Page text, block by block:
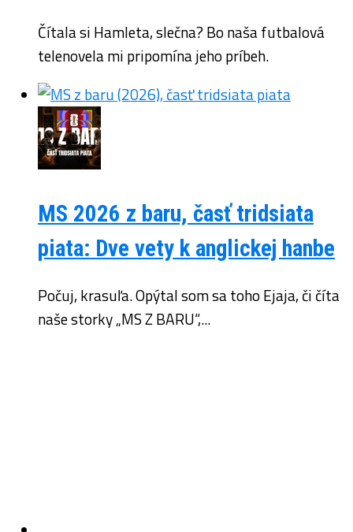
Čítala si Hamleta, slečna? Bo naša futbalová
telenovela mi pripomína jeho príbeh.
MS 2026 z baru, časť tridsiata
piata: Dve vety k anglickej hanbe
Počuj, krasuľa. Opýtal som sa toho Ejaja, či číta
naše storky „MS Z BARU“,...